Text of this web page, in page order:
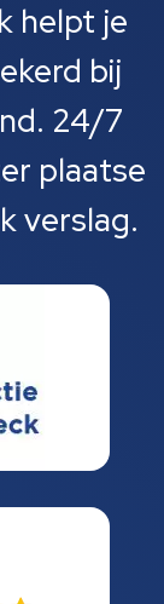
helpt je
bij
24/7
plaatse
verslag.